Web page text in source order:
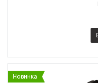
Новинка